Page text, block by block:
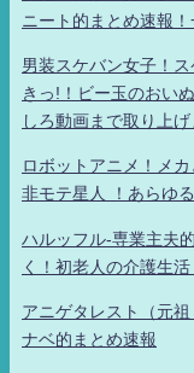
ニート的まとめ速報
男装スケバン女子！
きっ!！ビー玉のおい
しろ動画まで取り上
ロボットアニメ！メ
非モテ星人 ！あらゆ
ハルッフル-専業主夫
く！初老人の介護生
アニゲタレスト（元
ナベ的まとめ速報